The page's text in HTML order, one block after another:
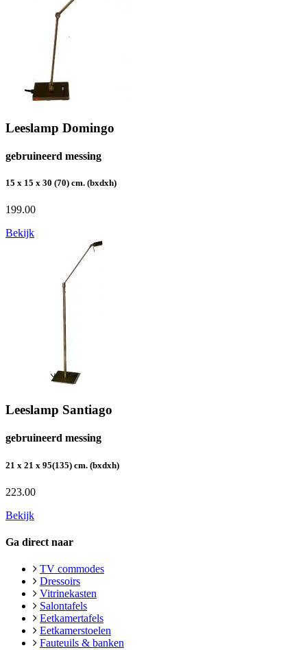
Leeslamp Domingo
gebruineerd messing
15 x 15 x 30 (70) cm. (bxdxh)
199.00
Bekijk
Leeslamp Santiago
gebruineerd messing
21 x 21 x 95(135) cm. (bxdxh)
223.00
Bekijk
Ga direct naar
TV commodes
Dressoirs
Vitrinekasten
Salontafels
Eetkamertafels
Eetkamerstoelen
Fauteuils & banken